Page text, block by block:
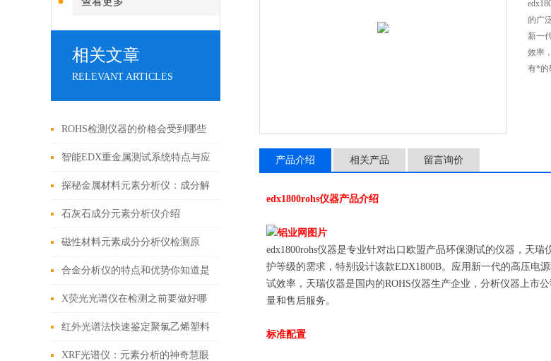
相关文章
RELEVANT ARTICLES
ROHS检测仪器的价格会受到哪些
因素的影响
智能EDX重金属测试系统特点与应
用
探秘金属材料元素分析仪：成分解
析与工业质量控制的核心枢纽
石灰石成分元素分析仪介绍
磁性材料元素成分分析仪检测原
理、样品前处理与全场景应用解析
合金分析仪的特点和优势你知道是
哪些吗？
X荧光光谱仪在检测之前要做好哪
些事项呢？
红外光谱法快速鉴定聚氯乙烯塑料
中增塑剂邻苯二甲酸酯
XRF光谱仪：元素分析的神奇慧眼
的广
新一
效率
有*的
产品介绍 相关产品 留言询价
edx1800rohs仪器产品介绍
edx1800rohs仪器是专业针对出口欧盟产品环保测试的仪器，天
护等级的需求，特别设计该款EDX1800B。应用新一代的高压电
试效率，天瑞仪器是国内的ROHS仪器生产企业，分析仪器上市
量和售后服务。
标准配置